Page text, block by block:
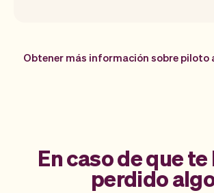
Obtener más información sobre
En caso de que te
perdido